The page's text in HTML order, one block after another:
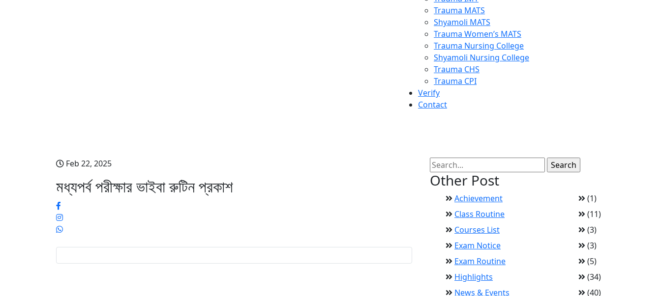
Trauma MATS
Shyamoli MATS
Trauma Women’s MATS
Trauma Nursing College
Shyamoli Nursing College
Trauma CHS
Trauma CPI
Verify
Contact
Feb 22, 2025
মধ্যপর্ব পরীক্ষার ভাইবা রুটিন প্রকাশ Other Post
Achievement
(1)
Class Routine
(11)
Courses List
(3)
Exam Notice
(3)
Exam Routine
(5)
Highlights
(34)
News & Events
(40)